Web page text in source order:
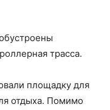
трасса.
площадку для
отдыха. Помимо